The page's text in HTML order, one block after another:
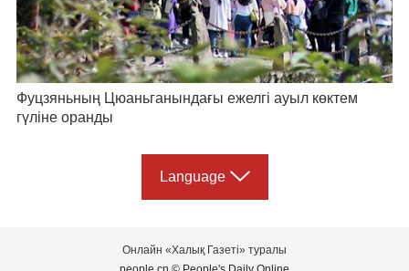
Фуцзяньның Цюаньганындағы ежелгі ауыл көктем
гүліне оранды
Language
Онлайн «Халық Газеті» туралы